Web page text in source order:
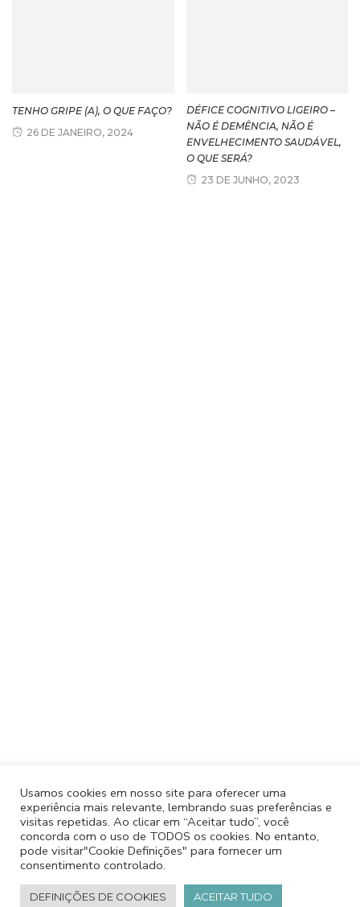
TENHO GRIPE (A), O QUE FAÇO?
26 DE JANEIRO, 2024
DÉFICE COGNITIVO LIGEIRO –
NÃO É DEMÊNCIA, NÃO É
ENVELHECIMENTO SAUDÁVEL,
O QUE SERÁ?
23 DE JUNHO, 2023
Usamos cookies em nosso site para oferecer uma
experiência mais relevante, lembrando suas preferências e
visitas repetidas. Ao clicar em “Aceitar tudo”, você
concorda com o uso de TODOS os cookies. No entanto,
pode visitar"Cookie Definições" para fornecer um
consentimento controlado.
DEFINIÇÕES DE COOKIES ACEITAR TUDO